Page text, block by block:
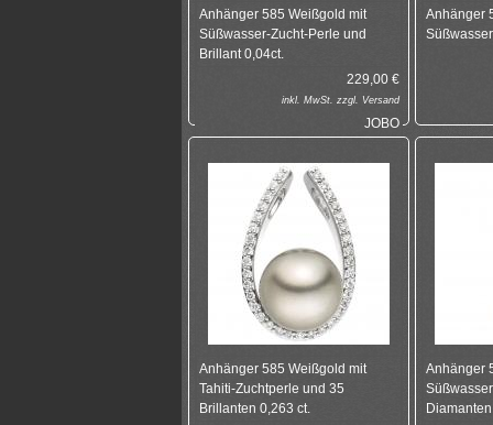
Anhänger 585 Weißgold mit
Süßwasser-Zucht-Perle und
Brillant 0,04ct.
229,00 €
inkl. MwSt. zzgl. Versand
JOBO
Anhänger
Anhänger 585 Weißgold mit
Tahiti-Zuchtperle und 35
Brillanten 0,263 ct.
Anhänger